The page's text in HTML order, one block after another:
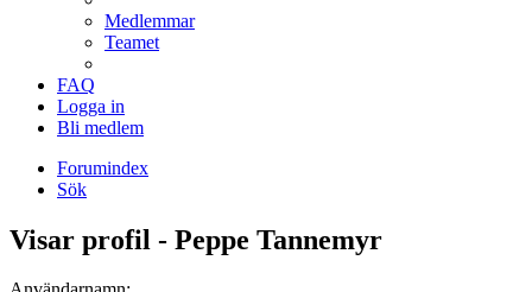
Medlemmar
Teamet
FAQ
Logga in
Bli medlem
Forumindex
Sök
Visar profil - Peppe Tannemyr